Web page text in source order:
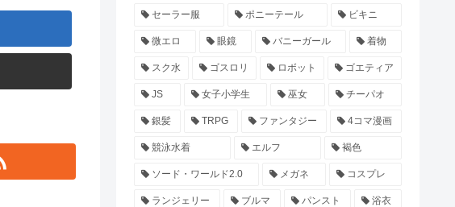
セーラー服 ポニーテール ビキニ
微エロ 眼鏡 バニーガール 着物
スク水 ゴスロリ ロボット ゴエティア
JS 女子小学生 巫女 チーパオ
銀髪 TRPG ファンタジー 4コマ漫画
競泳水着 エルフ 褐色
ソード・ワールド2.0 メガネ コスプレ
ランジェリー ブルマ パンスト 浴衣